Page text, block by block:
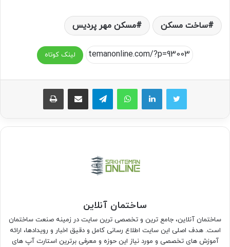
ساخت مسکن مسکن مهر پردیس
لینک کوتاه
واتس آپ تلگرام اشتراک گذاری از طریق ایمیل چاپ
ساختمان آنلاین
ساختمان آنلاین، جامع ترین و تخصصی ترین سایت در زمینه صنعت ساختمان
است. هدف اصلی این سایت اطلاع رسانی کامل و دقیق اخبار و رویدادها، ارائه
آموزش های تخصصی و مورد نیاز این حوزه و معرفی برترین استارت آپ های